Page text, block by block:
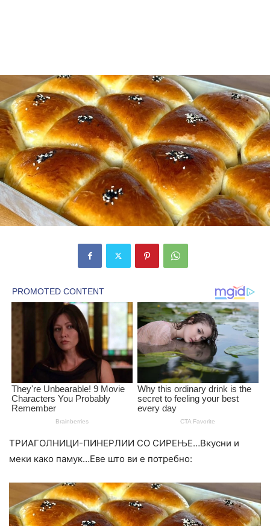
ТРИАГОЛНИЦИ-ПИНЕРЛИИ СО СИРЕЊЕ…Вкусни и
меки како памук…Еве што ви е потребно: